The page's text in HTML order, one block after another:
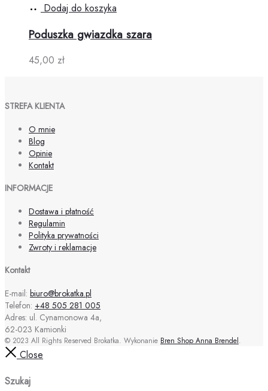
Dodaj do koszyka
Poduszka gwiazdka szara
45,00 zł
STREFA KLIENTA
O mnie
Blog
Opinie
Kontakt
INFORMACJE
Dostawa i płatność
Regulamin
Polityka prywatności
Zwroty i reklamacje
Kontakt
E-mail: biuro@brokatka.pl
Telefon: +48 505 281 005
Adres: ul. Cynamonowa 4a,
62-023 Kamionki
© 2023 All Rights Reserved Brokatka. Wykonanie Bren Shop Anna Brendel.
Close
Szukaj